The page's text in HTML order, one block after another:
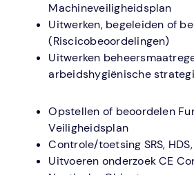
Machineveiligheidsplan
Uitwerken, begeleiden of
(Riscicobeoordelingen)
Uitwerken
arbeidshygiënische
Opstellen of beoordelen
Veiligheidsplan
Controle/toetsing SRS, HDS,
Uitvoeren onderzoek CE